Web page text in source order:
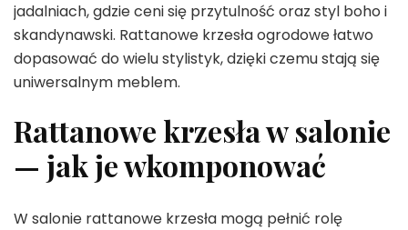
jadalniach, gdzie ceni się przytulność oraz styl boho i
skandynawski. Rattanowe krzesła ogrodowe łatwo
dopasować do wielu stylistyk, dzięki czemu stają się
uniwersalnym meblem.
Rattanowe krzesła w salonie
— jak je wkomponować
W salonie rattanowe krzesła mogą pełnić rolę